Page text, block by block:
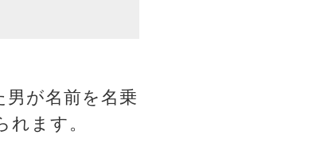
男が名前を名乗
ます。